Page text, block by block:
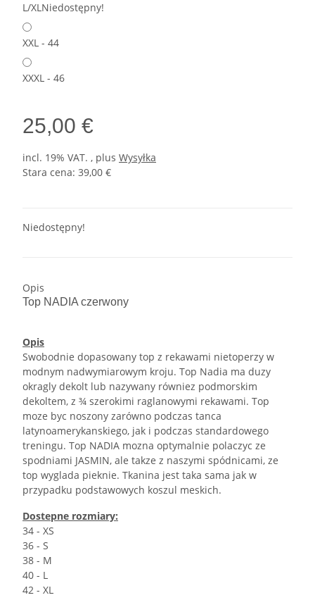
L/XLNiedostępny!
XXL - 44
XXXL - 46
25,00 €
incl. 19% VAT. , plus Wysyłka
Stara cena: 39,00 €
Niedostępny!
Opis
Top NADIA czerwony
Opis
Swobodnie dopasowany top z rekawami nietoperzy w
modnym nadwymiarowym kroju. Top Nadia ma duzy
okragly dekolt lub nazywany równiez podmorskim
dekoltem, z ¾ szerokimi raglanowymi rekawami. Top
moze byc noszony zarówno podczas tanca
latynoamerykanskiego, jak i podczas standardowego
treningu. Top NADIA mozna optymalnie polaczyc ze
spodniami JASMIN, ale takze z naszymi spódnicami, ze
top wyglada pieknie. Tkanina jest taka sama jak w
przypadku podstawowych koszul meskich.
Dostepne rozmiary:
34 - XS
36 - S
38 - M
40 - L
42 - XL